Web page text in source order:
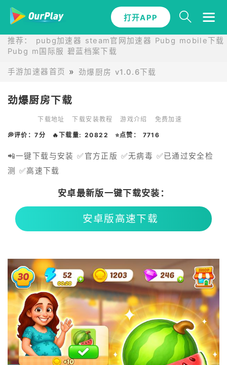
打开APP
推荐： pubg加速器 steam官网加速器 Pubg mobile下载
Pubg m国际服 碧蓝档案下载
手游加速器首页 劲爆厨房 v1.0.6下载
劲爆厨房下载
下载地址 下载安装教程 游戏介绍 免费加速
💭评价：7分 🔥下载量: 20822 ⭐点赞： 7716
📲一键下载与安装 ✅官方正版 ✅无病毒 ✅已通过安全检
测 ✅高速下载
安卓最新版一键下载安装：
安卓版高速下载